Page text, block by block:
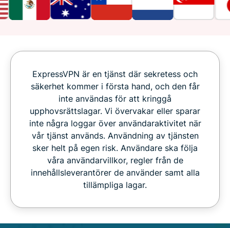
ExpressVPN är en tjänst där sekretess och
säkerhet kommer i första hand, och den får
inte användas för att kringgå
upphovsrättslagar. Vi övervakar eller sparar
inte några loggar över användaraktivitet när
vår tjänst används. Användning av tjänsten
sker helt på egen risk. Användare ska följa
våra användarvillkor, regler från de
innehållsleverantörer de använder samt alla
tillämpliga lagar.